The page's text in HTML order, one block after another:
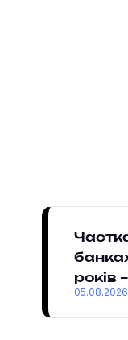
років
05.08.2026